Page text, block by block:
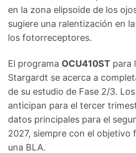
en la zona elipsoide de los
sugiere una ralentización en
los fotorreceptores.
El programa OCU410ST para
Stargardt se acerca a
de su estudio de Fase 2/3.
anticipan para el tercer
datos principales para el
2027, siempre con el objetivo
una BLA.